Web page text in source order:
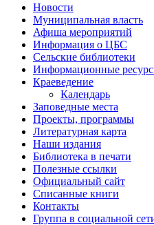
Новости
Муниципальная власть
Афиша мероприятий
Информация о ЦБС
Сельские библиотеки
Информационные
Краеведение
Календарь
Заповедные места
Проекты, программы
Литературная карта
Наши издания
Библиотека в печати
Полезные ссылки
Официальный сайт
Списанные книги
Контакты
Группа в социальной